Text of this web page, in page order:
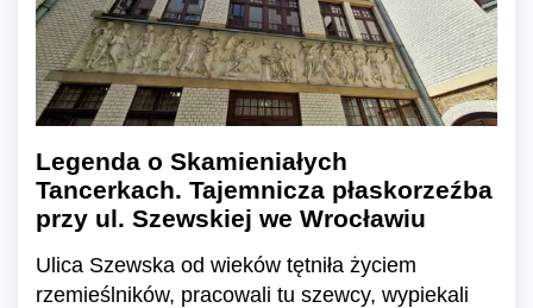
Legenda o Skamieniałych
Tancerkach. Tajemnicza płaskorzeźba
przy ul. Szewskiej we Wrocławiu
Ulica Szewska od wieków tętniła życiem
rzemieślników, pracowali tu szewcy, wypiekali